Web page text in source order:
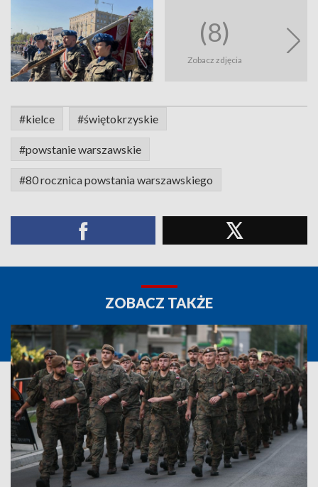
(8)
Zobacz zdjęcia
#kielce #świętokrzyskie
#powstanie warszawskie
#80 rocznica powstania warszawskiego
ZOBACZ TAKŻE